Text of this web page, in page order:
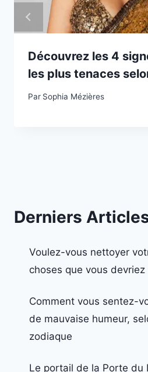
Découvrez les 4
les plus tenaces
Par Sophia Mézières
Derniers
Voulez-vous nettoyer
choses que vous
Comment vous sentez-
de mauvaise humeur,
zodiaque
Le portail de la Porte du